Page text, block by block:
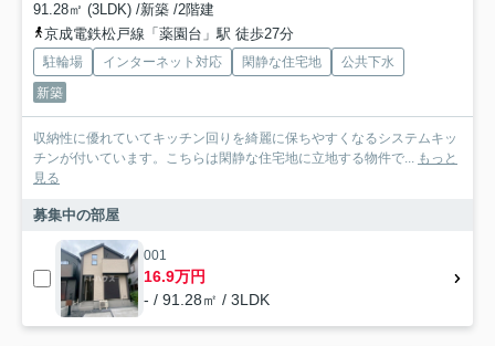
91.28㎡ (3LDK) /新築 /2階建
京成電鉄松戸線「薬園台」駅 徒歩27分
駐輪場 インターネット対応 閑静な住宅地
公共下水
新築
収納性に優れていてキッチン回りを綺麗に保ちやすくなるシステムキッ
チンが付いています。こちらは閑静な住宅地に立地する物件で... もっと
見る
募集中の部屋
001
16.9万円
- / 91.28㎡ / 3LDK